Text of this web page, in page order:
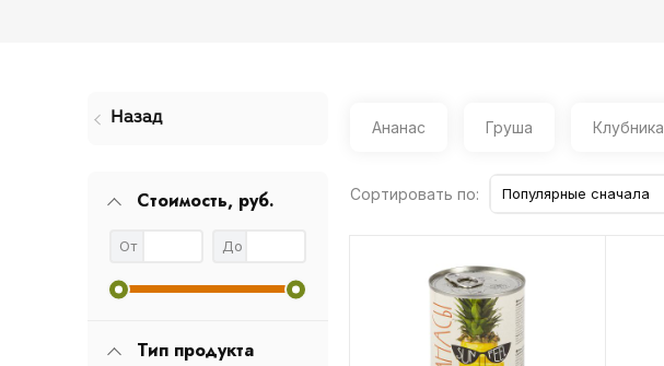
Назад
Стоимость, руб.
От До
Тип продукта
Ананас Груша Клубника
Сортировать по: Популярные сначала